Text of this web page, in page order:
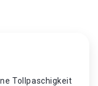
Tollpaschigkeit